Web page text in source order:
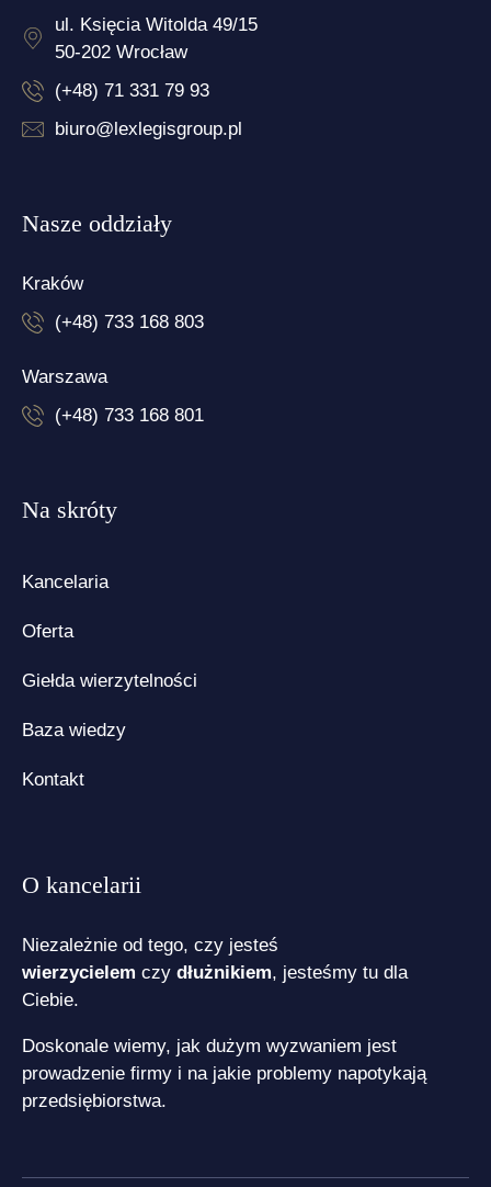
ul. Księcia Witolda 49/15
50-202 Wrocław
(+48) 71 331 79 93
biuro@lexlegisgroup.pl
Nasze oddziały
Kraków
(+48) 733 168 803
Warszawa
(+48) 733 168 801
Na skróty
Kancelaria
Oferta
Giełda wierzytelności
Baza wiedzy
Kontakt
O kancelarii
Niezależnie od tego, czy jesteś
wierzycielem czy dłużnikiem, jesteśmy tu dla
Ciebie.
Doskonale wiemy, jak dużym wyzwaniem jest
prowadzenie firmy i na jakie problemy napotykają
przedsiębiorstwa.